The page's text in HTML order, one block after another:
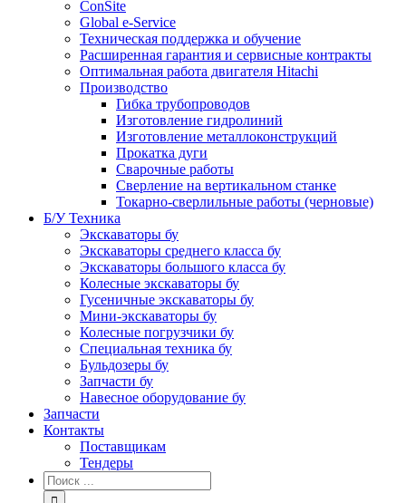
ConSite
Global e-Service
Техническая поддержка и обучение
Расширенная гарантия и сервисные контракты
Оптимальная работа двигателя Hitachi
Производство
Гибка трубопроводов
Изготовление гидролиний
Изготовление металлоконструкций
Прокатка дуги
Сварочные работы
Сверление на вертикальном станке
Токарно-сверлильные работы (черновые)
Б/У Техника
Экскаваторы бу
Экскаваторы среднего класса бу
Экскаваторы большого класса бу
Колесные экскаваторы бу
Гусеничные экскаваторы бу
Мини-экскаваторы бу
Колесные погрузчики бу
Специальная техника бу
Бульдозеры бу
Запчасти бу
Навесное оборудование бу
Запчасти
Контакты
Поставщикам
Тендеры
Результат
поиска: